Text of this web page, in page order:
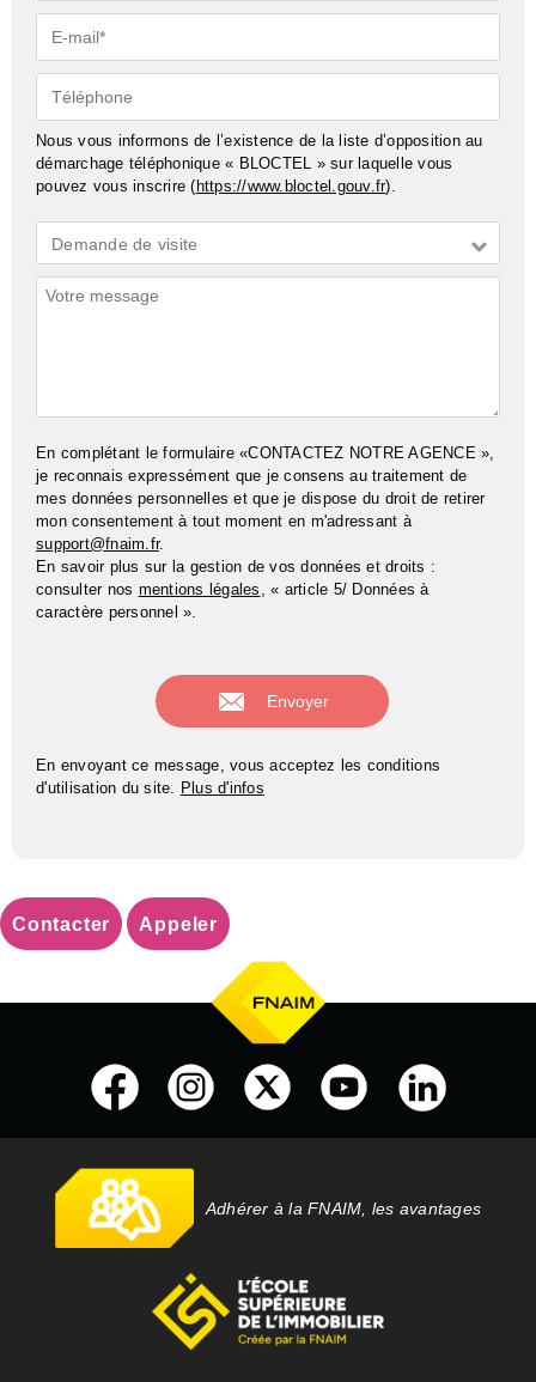
E-
mail*
Téléphone
Nous vous informons de l’existence de la liste d’opposition au
démarchage téléphonique « BLOCTEL » sur laquelle vous
pouvez vous inscrire (https://www.bloctel.gouv.fr).
Demande
*
Demande de visite
Commentaires
En complétant le formulaire «CONTACTEZ NOTRE AGENCE »,
je reconnais expressément que je consens au traitement de
mes données personnelles et que je dispose du droit de retirer
mon consentement à tout moment en m'adressant à
support@fnaim.fr.
En savoir plus sur la gestion de vos données et droits :
consulter nos mentions légales , « article 5/ Données à
caractère personnel ».
En envoyant ce message, vous acceptez les conditions
d'utilisation du site. Plus d'infos
Contacter Appeler
Adhérer à la FNAIM, les avantages